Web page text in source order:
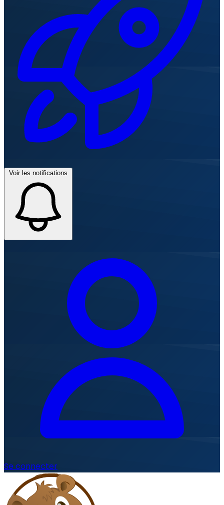
Voir les notifications
Se connecter